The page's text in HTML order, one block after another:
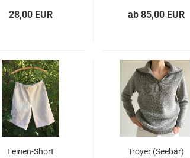
28,00 EUR ab 85,00 EUR
Leinen-​​Short
Troy­er (See­bär)